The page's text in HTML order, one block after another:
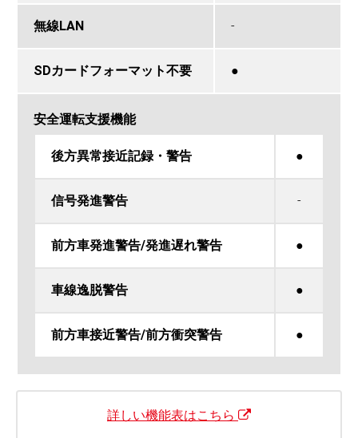
無線LAN -
SDカードフォーマット不要 ●
安全運転支援機能
後方異常接近記録・警告 ●
信号発進警告 -
前方車発進警告/発進遅れ警告 ●
車線逸脱警告 ●
前方車接近警告/前方衝突警告 ●
詳しい機能表はこちら